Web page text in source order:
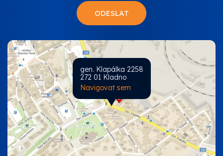
gen. Klapálka 2258
272 01 Kladno
Navigovat sem